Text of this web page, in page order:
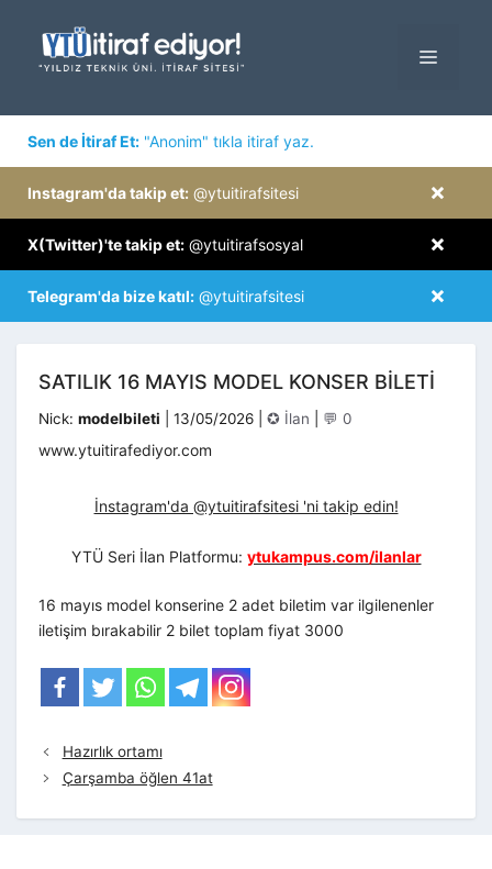
MENÜ
Sen de İtiraf Et: "Anonim" tıkla itiraf yaz.
×
Instagram'da takip et: @ytuitirafsitesi
×
X(Twitter)'te takip et: @ytuitirafsosyal
×
Telegram'da bize katıl: @ytuitirafsitesi
SATILIK 16 MAYIS MODEL KONSER BILETI
Nick: modelbileti 13/05/2026 Kategoriler
✪ İlan 💬 0
www.ytuitirafediyor.com
İnstagram'da @ytuitirafsitesi 'ni takip edin!
YTÜ Seri İlan Platformu: ytukampus.com/ilanlar
16 mayıs model konserine 2 adet biletim var ilgilenenler
iletişim bırakabilir 2 bilet toplam fiyat 3000
Hazırlık ortamı
Çarşamba öğlen 41at